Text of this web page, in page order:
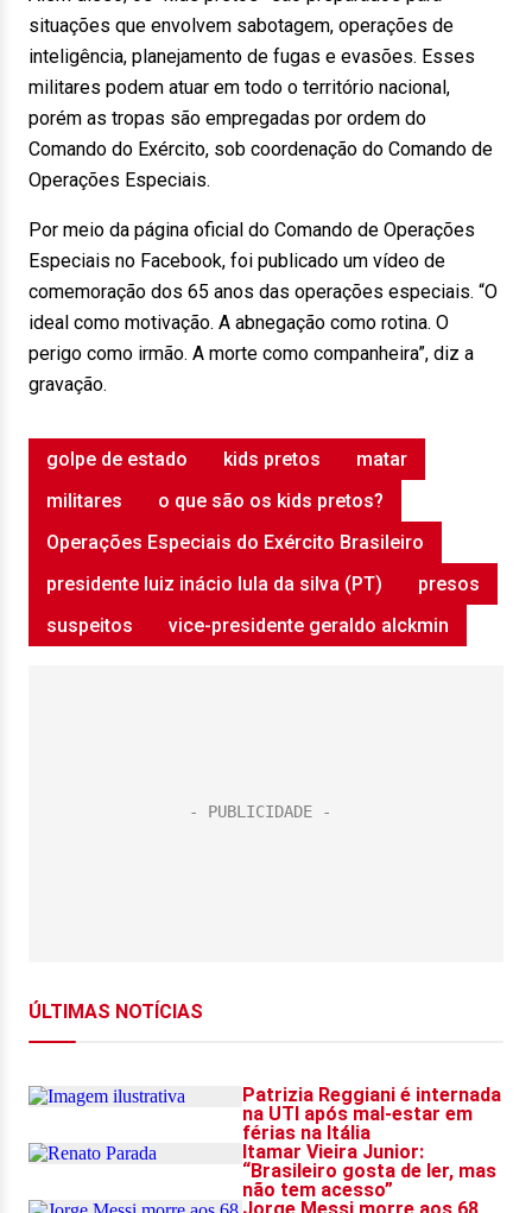
situações que envolvem sabotagem, operações de
inteligência, planejamento de fugas e evasões. Esses
militares podem atuar em todo o território nacional,
porém as tropas são empregadas por ordem do
Comando do Exército, sob coordenação do Comando de
Operações Especiais.
Por meio da página oficial do Comando de Operações
Especiais no Facebook, foi publicado um vídeo de
comemoração dos 65 anos das operações especiais. “O
ideal como motivação. A abnegação como rotina. O
perigo como irmão. A morte como companheira”, diz a
gravação.
golpe de estado kids pretos
matar
militares
o que são os kids pretos?
Operações Especiais do Exército Brasileiro
presidente luiz inácio lula da silva (PT)
presos
suspeitos
vice-presidente geraldo alckmin